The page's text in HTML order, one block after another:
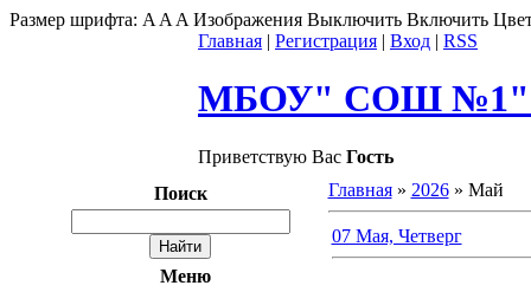
Размер шрифта: A A A Изображения Выключить Включить
Главная | Регистрация | Вход | RSS
МБОУ" СОШ №1"
Приветствую Вас Гость
Поиск
Меню
Главная» 2026 » Май
07 Мая, Четверг